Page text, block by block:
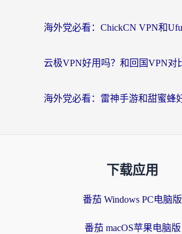
下载应用
番茄 Windows PC电脑版
番茄 macOS苹果电脑版